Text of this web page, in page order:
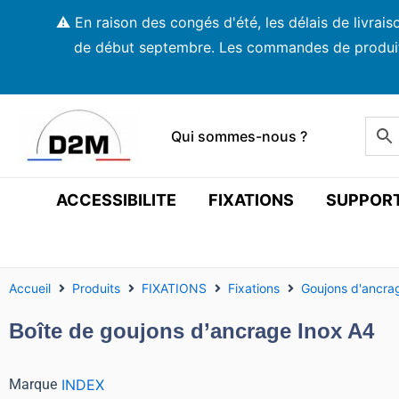
⚠️ En raison des congés d'été, les délais de
de début septembre. Les commandes de
Qui sommes-nous ?
ACCESSIBILITE FIXATIONS
Accueil Produits FIXATIONS Fixations Goujons
Boîte de goujons d’ancrage Inox A4
Marque INDEX